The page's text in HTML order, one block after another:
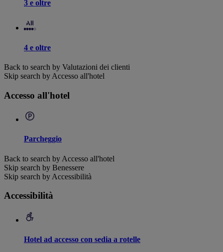
3 e oltre
4 e oltre
Back to search by Valutazioni dei clienti
Skip search by Accesso all'hotel
Accesso all'hotel
Parcheggio
Back to search by Accesso all'hotel
Skip search by Benessere
Skip search by Accessibilità
Accessibilità
Hotel ad accesso con sedia a rotelle